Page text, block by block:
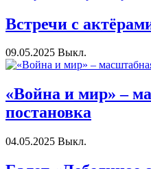
Встречи с
09.05.2025 Выкл.
«Война и мир» –
постановка
04.05.2025 Выкл.